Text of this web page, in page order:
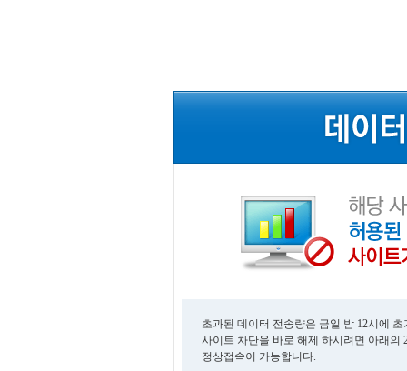
초과된 데이터 전송량은 금일 밤 12시에
사이트 차단을 바로 해제 하시려면 아래의
정상접속이 가능합니다.